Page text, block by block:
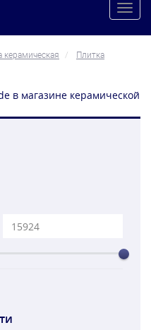
керамическая
Плитка
в магазине керамической